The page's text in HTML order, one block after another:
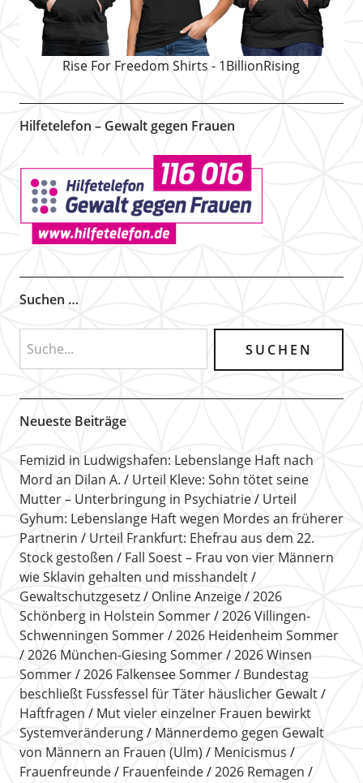
Rise For Freedom Shirts - 1BillionRising
Hilfetelefon – Gewalt gegen Frauen
Suchen …
Neueste Beiträge
Femizid in Ludwigshafen: Lebenslange Haft nach
Mord an Dilan A.
Urteil Kleve: Sohn tötet seine
Mutter – Unterbringung in Psychiatrie
Urteil
Gyhum: Lebenslange Haft wegen Mordes an früherer
Partnerin
Urteil Frankfurt: Ehefrau aus dem 22.
Stock gestoßen
Fall Soest – Frau von vier Männern
wie Sklavin gehalten und misshandelt
Gewaltschutzgesetz
Online Anzeige
2026
Schönberg in Holstein Sommer
2026 Villingen-
Schwenningen Sommer
2026 Heidenheim Sommer
2026 München-Giesing Sommer
2026 Winsen
Sommer
2026 Falkensee Sommer
Bundestag
beschließt Fussfessel für Täter häuslicher Gewalt
Haftfragen
Mut vieler einzelner Frauen bewirkt
Systemveränderung
Männerdemo gegen Gewalt
von Männern an Frauen (Ulm)
Menicismus
Frauenfreunde
Frauenfeinde
2026 Remagen